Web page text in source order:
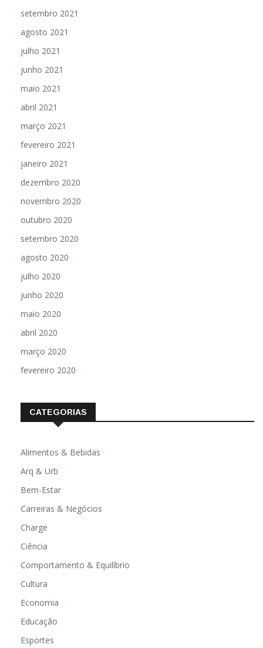
setembro 2021
agosto 2021
julho 2021
junho 2021
maio 2021
abril 2021
março 2021
fevereiro 2021
janeiro 2021
dezembro 2020
novembro 2020
outubro 2020
setembro 2020
agosto 2020
julho 2020
junho 2020
maio 2020
abril 2020
março 2020
fevereiro 2020
CATEGORIAS
Alimentos & Bebidas
Arq & Urb
Bem-Estar
Carreiras & Negócios
Charge
Ciência
Comportamento & Equilíbrio
Cultura
Economia
Educação
Esportes